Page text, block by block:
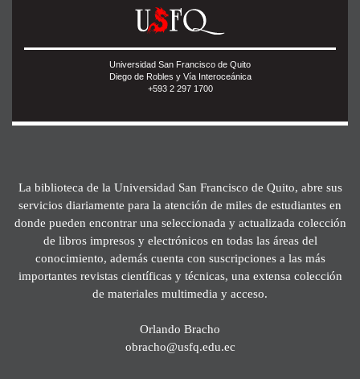
Universidad San Francisco de Quito
Diego de Robles y Vía Interoceánica
+593 2 297 1700
La biblioteca de la Universidad San Francisco de Quito, abre sus
servicios diariamente para la atención de miles de estudiantes en
donde pueden encontrar una seleccionada y actualizada colección
de libros impresos y electrónicos en todas las áreas del
conocimiento, además cuenta con suscripciones a las más
importantes revistas científicas y técnicas, una extensa colección
de materiales multimedia y acceso.
Orlando Bracho
obracho@usfq.edu.ec